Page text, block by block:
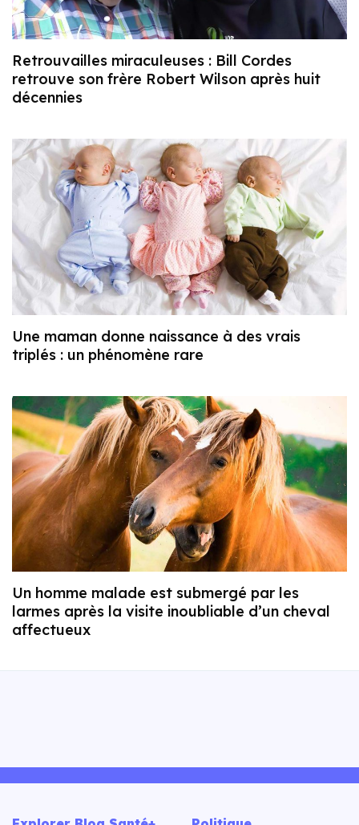
Retrouvailles miraculeuses : Bill Cordes
retrouve son frère Robert Wilson après huit
décennies
Une maman donne naissance à des vrais
triplés : un phénomène rare
Un homme malade est submergé par les
larmes après la visite inoubliable d’un cheval
affectueux